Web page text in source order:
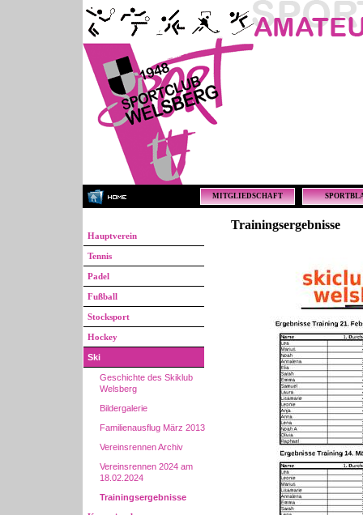
MITGLIEDSCHAFT
Hauptverein
Tennis
Padel
Fußball
Stocksport
Hockey
Ski
Geschichte des Skiklub
Welsberg
Bildergalerie
Familienausflug März 2013
Vereinsrennen Archiv
Vereinsrennen 2024 am
18.02.2024
Trainingsergebnisse
Trainingsergebnisse